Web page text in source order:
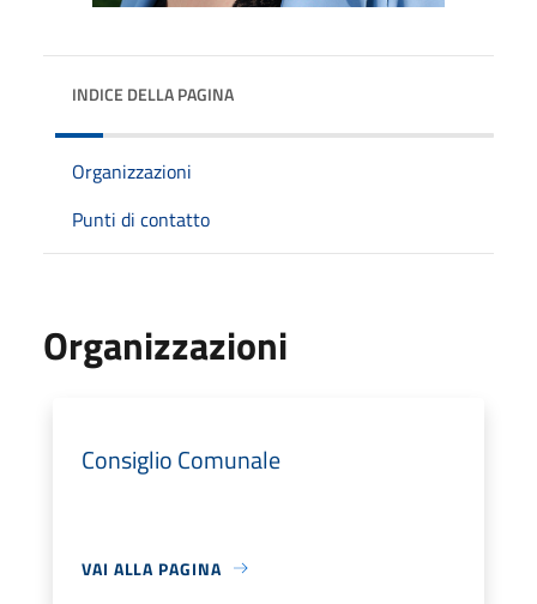
INDICE DELLA PAGINA
Organizzazioni
Punti di contatto
Organizzazioni
Consiglio Comunale
VAI ALLA PAGINA